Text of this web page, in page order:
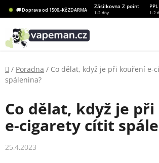
Přejít
na
obsah
🚚 Doprava od 1500,-Kč ZDARMA
Zásilkovna Z point PPL
1-2 dny 1-2
Domů
/ Poradna / Co dělat, když je při kouření e-
spálenina?
Co dělat, když je
e-cigarety cítit
25.4.2023